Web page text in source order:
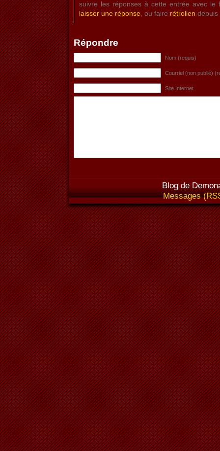
suivre les réponses à cette entrée avec le
laisser une réponse, ou faire rétrolien depuis
Répondre
Nom (requis)
Courriel (non publié)
Site Internet
Blog de
Messages